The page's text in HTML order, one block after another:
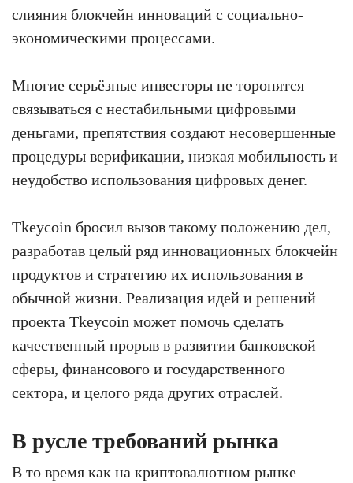
слияния блокчейн инноваций с социально-
экономическими процессами.
Многие серьёзные инвесторы не торопятся
связываться с нестабильными цифровыми
деньгами, препятствия создают несовершенные
процедуры верификации, низкая мобильность и
неудобство использования цифровых денег.
Tkeycoin бросил вызов такому положению дел,
разработав целый ряд инновационных блокчейн
продуктов и стратегию их использования в
обычной жизни. Реализация идей и решений
проекта Tkeycoin может помочь сделать
качественный прорыв в развитии банковской
сферы, финансового и государственного
сектора, и целого ряда других отраслей.
В русле требований рынка
В то время как на криптовалютном рынке